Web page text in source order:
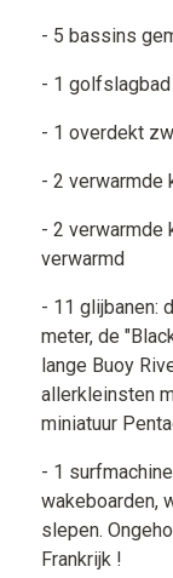
- 5 bassins
- 1 golfslagbad
- 1 overdekt
- 2 verwarmde
- 2 verwarmde
verwarmd
- 11 glijbanen:
meter, de
lange Buoy
allerkleinsten
miniatuur
- 1
wakeboarden,
slepen.
Frankrijk !